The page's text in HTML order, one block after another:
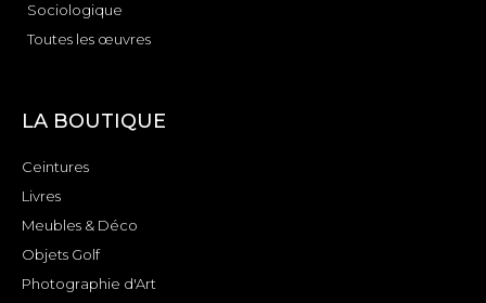
Sociologique
Toutes les œuvres
LA BOUTIQUE
Ceintures
Livres
Meubles & Déco
Objets Golf
Photographie d'Art